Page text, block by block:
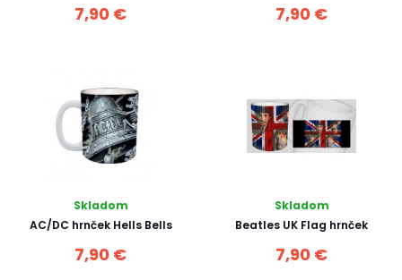
7,90 € 7,90 €
Skladom
AC/DC hrnček Hells Bells
7,90 €
Skladom
Beatles UK Flag hrnček
7,90 €